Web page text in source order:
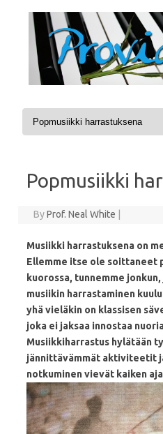
Skip to content
Popmusiikki
ByProf. Neal White
Musiikki harrastuksena on
Ellemme itse ole soittaneet
kuorossa, tunnemme
musiikin harrastaminen
yhä vieläkin on klassisen
joka ei jaksaa innostaa
Musiikkiharrastus hylätään
jännittävämmät aktiviteetit
notkuminen vievät kaiken